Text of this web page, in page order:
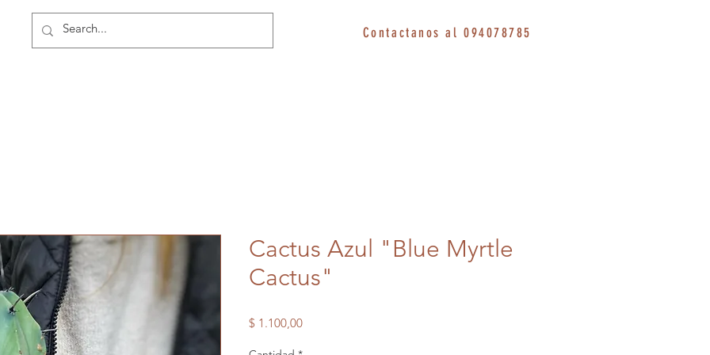
Contactanos al 094078785
Cactus Azul "Blue Myrtle
Cactus"
$ 1.100,00Precio